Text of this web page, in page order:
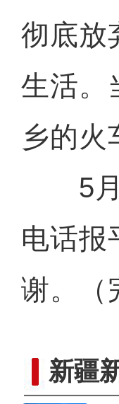
彻底放
生活。
乡的火
5月5
电话报
谢。（
新疆